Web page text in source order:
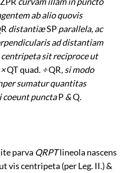
ab alio quovis
distantiæSPparallela, ac
ad distantiam
sit reciproce ut
×QT quad. ÷QR, si modo
sumatur quantitas
punctaP&Q.
parva QRPTlineola nascens
vis centripeta (per Leg. II.) &